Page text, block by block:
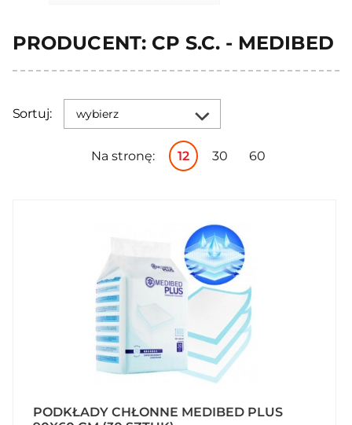
PRODUCENT: CP S.C. - MEDIBED
Sortuj: wybierz
Na stronę: 12 30 60
PODKŁADY CHŁONNE MEDIBED PLUS